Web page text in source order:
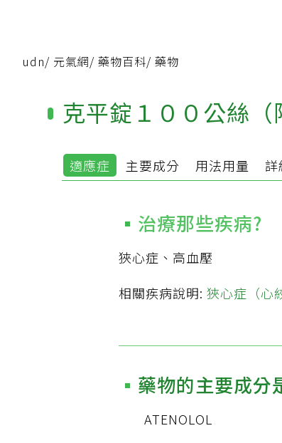
udn/ 元氣網/ 藥物百科/ 藥物
克平錠１００公絲（
適應症 主要成分 用法用量 詳
治療那些疾病?
狹心症、高血壓
相關疾病說明: 狹心症（心
藥物的主要成分
ATENOLOL